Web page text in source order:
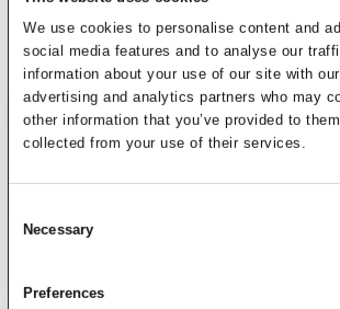
We use cookies to personalise content and
social media features and to analyse our
information about your use of our site with
advertising and analytics partners who may
other information that you’ve provided to
collected from your use of their services.
Selection
Necessary
Preferences